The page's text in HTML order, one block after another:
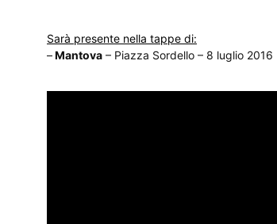
Sarà presente nella tappe di:
–Mantova – Piazza Sordello – 8 luglio 2016